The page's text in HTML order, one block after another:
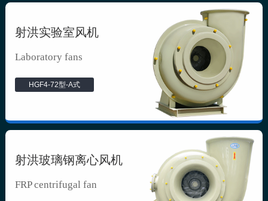
射洪实验室风机
Laboratory fans
HGF4-72型-A式
射洪玻璃钢离心风机
FRP centrifugal fan